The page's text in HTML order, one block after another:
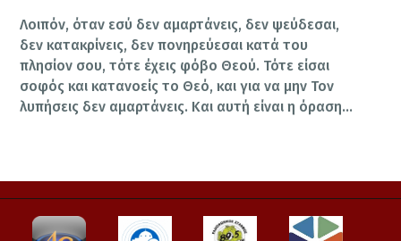
Λοιπόν, όταν εσύ δεν αμαρτάνεις, δεν ψεύδεσαι,
δεν κατακρίνεις, δεν πονηρεύεσαι κατά του
πλησίον σου, τότε έχεις φόβο Θεού. Τότε είσαι
σοφός και κατανοείς το Θεό, και για να μην Τον
λυπήσεις δεν αμαρτάνεις. Και αυτή είναι η όραση…